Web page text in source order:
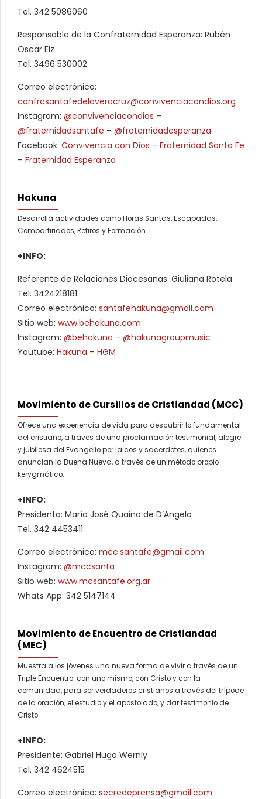
Tel. 342 5086060
Responsable de la Confraternidad Esperanza: Rubén
Oscar Elz
Tel. 3496 530002
Correo electrónico:
confrasantafedelaveracruz@convivenciacondios.org
Instagram: @convivenciacondios –
@fraternidadsantafe – @fraternidadesperanza
Facebook: Convivencia con Dios – Fraternidad Santa Fe
– Fraternidad Esperanza
Hakuna
Desarrolla actividades como Horas Santas, Escapadas,
Compartiriados, Retiros y Formación.
+INFO:
Referente de Relaciones Diocesanas: Giuliana Rotela
Tel. 3424218181
Correo electrónico: santafehakuna@gmail.com
Sitio web: www.behakuna.com
Instagram: @behakuna – @hakunagroupmusic
Youtube: Hakuna – HGM
Movimiento de Cursillos de Cristiandad (MCC)
Ofrece una experiencia de vida para descubrir lo fundamental
del cristiano, a través de una proclamación testimonial, alegre
y jubilosa del Evangelio por laicos y sacerdotes, quienes
anuncian la Buena Nueva, a través de un método propio
kerygmático.
+INFO:
Presidenta: María José Quaino de D’Angelo
Tel. 342 4453411
Correo electrónico: mcc.santafe@gmail.com
Instagram: @mccsanta
Sitio web: www.mcsantafe.org.ar
Whats App: 342 5147144
Movimiento de Encuentro de Cristiandad
(MEC)
Muestra a los jóvenes una nueva forma de vivir a través de un
Triple Encuentro: con uno mismo, con Cristo y con la
comunidad, para ser verdaderos cristianos a través del trípode
de la oración, el estudio y el apostolado, y dar testimonio de
Cristo.
+INFO:
Presidente: Gabriel Hugo Wernly
Tel. 342 4624515
Correo electrónico: secredeprensa@gmail.com